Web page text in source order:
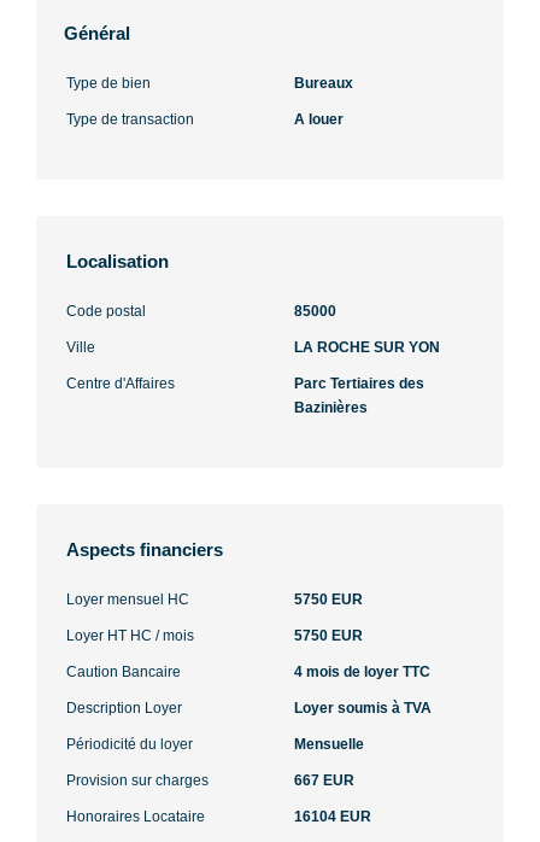
Général
Type de bien Bureaux
Type de transaction A louer
Localisation
Code postal 85000
Ville LA ROCHE SUR YON
Centre d'Affaires
Parc Tertiaires des
Bazinières
Aspects financiers
Loyer mensuel HC 5750 EUR
Loyer HT HC / mois 5750 EUR
Caution Bancaire 4 mois de loyer TTC
Description Loyer Loyer soumis à TVA
Périodicité du loyer Mensuelle
Provision sur charges 667 EUR
Honoraires Locataire 16104 EUR